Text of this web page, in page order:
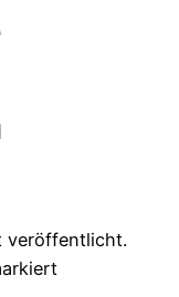
veröffentlicht.